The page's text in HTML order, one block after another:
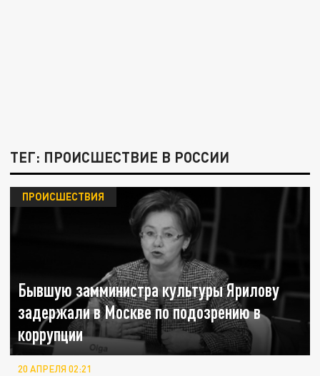
ТЕГ: ПРОИСШЕСТВИЕ В РОССИИ
Бывшую замминистра культуры Ярилову
задержали в Москве по подозрению в
коррупции
ПРОИСШЕСТВИЯ
20 АПРЕЛЯ 02:21